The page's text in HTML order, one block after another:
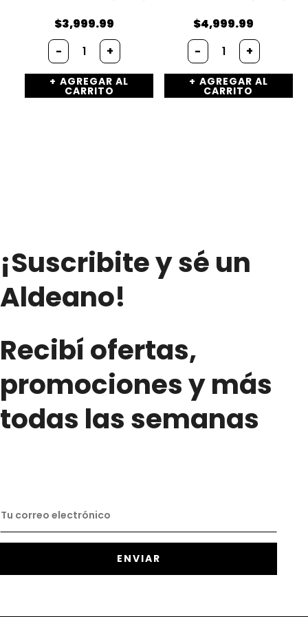
$3,999.99
- Jugos
natural
100%
Exprimido
Sabor
+
AGREGAR AL
CARRITO
$4,999.99
- Jugos
Orgánicos
100%
Exprimido
Sabor
+
AGREGAR AL
CARRITO
¡Suscribite y sé un
Aldeano!
Recibí ofertas,
promociones y más
todas las semanas